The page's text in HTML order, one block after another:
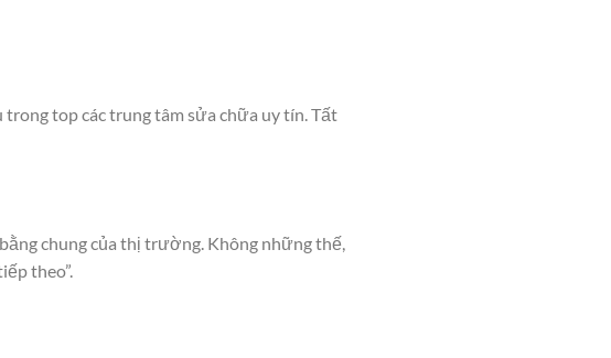
top các trung tâm sửa chữa uy tín. Tất
chung của thị trường. Không những thế,
theo”.